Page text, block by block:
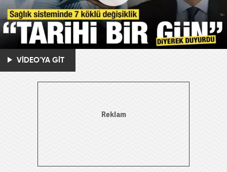
VİDEO'YA GİT